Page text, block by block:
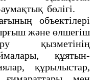
аумақтық бөлігі.
объектілері
және өлшегіш
қызметінің
құятын-
құрылыстар,